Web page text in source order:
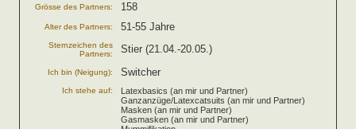
Grösse des Partners: 158
Alter des Partners: 51-55 Jahre
Sternzeichen des
Partners:
Stier (21.04.-20.05.)
Ich bin (Neigung): Switcher
Ich stehe auf:
Latexbasics (an mir und Partner)
Ganzanzüge/Latexcatsuits (an mir und Partner)
Masken (an mir und Partner)
Gasmasken (an mir und Partner)